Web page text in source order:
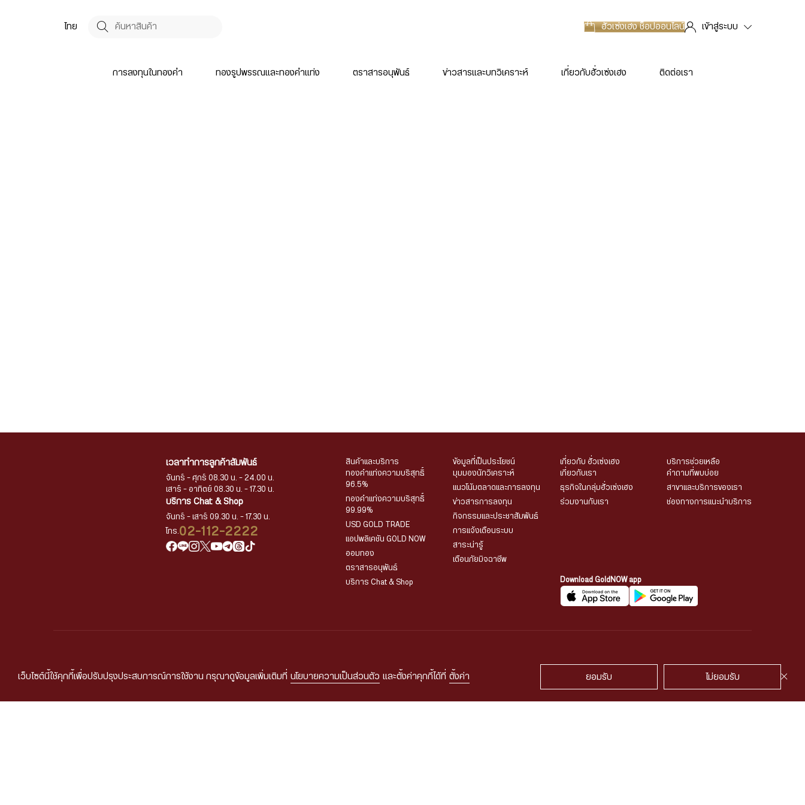
ไทย ฮั่วเซ่งเฮงช็อปออนไลน์ เข้าสู่ระบบ
การลงทุนในทองคำ ทองรูปพรรณและทองคำแท่ง ตราสารอนุพันธ์ ข่าวสารและบทวิเคราะห์ เกี่ยวกับฮั่วเซ่งเฮง ติดต่อเรา
ไอเดียซื้อทองเป็นของขวัญให้คนพิเศษ เพิ่มมูลค่าเหนือกาลเวลา
เวลาทำการลูกค้าสัมพันธ์
จันทร์ - ศุกร์ 08.30 น. - 24.00 น.
เสาร์ - อาทิตย์ 08.30 น. - 17.30 น.
บริการ Chat & Shop
จันทร์ - เสาร์ 09.30 น. - 17.30 น.
โทร.02-112-2222
สินค้าและบริการ
ทองคำแท่งความบริสุทธิ์
96.5%
ทองคำแท่งความบริสุทธิ์
99.99%
USD GOLD TRADE
แอปพลิเคชัน GOLD NOW
ออมทอง
ตราสารอนุพันธ์
บริการ Chat & Shop
ข้อมูลที่เป็นประโยชน์
มุมมองนักวิเคราะห์
แนวโน้มตลาดและการลงทุน
ข่าวสารการลงทุน
กิจกรรมและประชาสัมพันธ์
การแจ้งเตือนระบบ
สาระน่ารู้
เตือนภัยมิจฉาชีพ
เกี่ยวกับ ฮั่วเซ่งเฮง
เกี่ยวกับเรา
ธุรกิจในกลุ่มฮั่วเซ่งเฮง
ร่วมงานกับเรา
บริการช่วยเหลือ
คำถามที่พบบ่อย
สาขาและบริการของเรา
ช่องทางการแนะนำบริการ
Download GoldNOW app
© 2026 HUA SENG HENG CO.,LTD. All rights reserved.
เว็บไซต์นี้ใช้คุกกี้เพื่อปรับปรุงประสบการณ์การใช้งาน กรุณาดูข้อมูลเพิ่มเติมที่ นโยบายความเป็นส่วนตัว และตั้งค่าคุกกี้ได้ที่ ตั้งค่า ไม่ยอมรับ
ยอมรับ